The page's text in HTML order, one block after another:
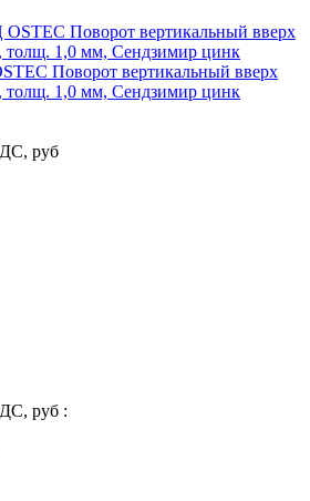
Поворот вертикальный вверх
толщ. 1,0 мм, Сендзимир цинк
руб
руб :